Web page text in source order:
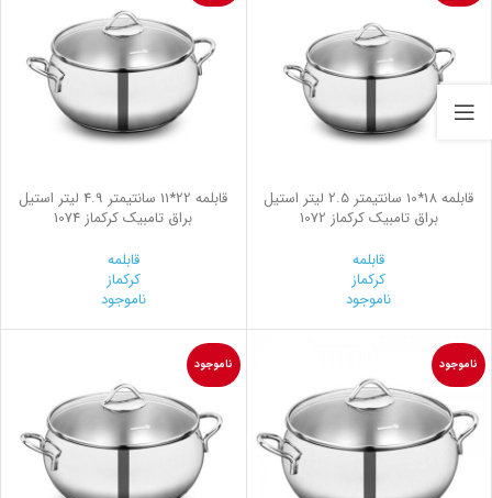
قابلمه 18*10 سانتیمتر 2.5 لیتر استیل
براق تامبیک کرکماز 1072
قابلمه
کرکماز
ناموجود
قابلمه 22*11 سانتیمتر 4.9 لیتر استیل
براق تامبیک کرکماز 1074
قابلمه
کرکماز
ناموجود
ناموجود ناموجود